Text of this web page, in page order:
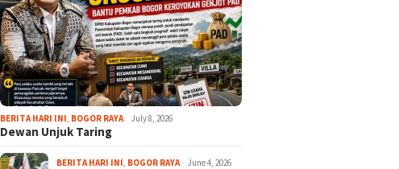
BERITA HARI INI BOGOR RAYA July 8, 2026
Dewan Unjuk Taring
BERITA HARI INI BOGOR RAYA June 4, 2026